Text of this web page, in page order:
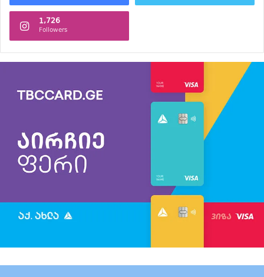
1,726
Followers